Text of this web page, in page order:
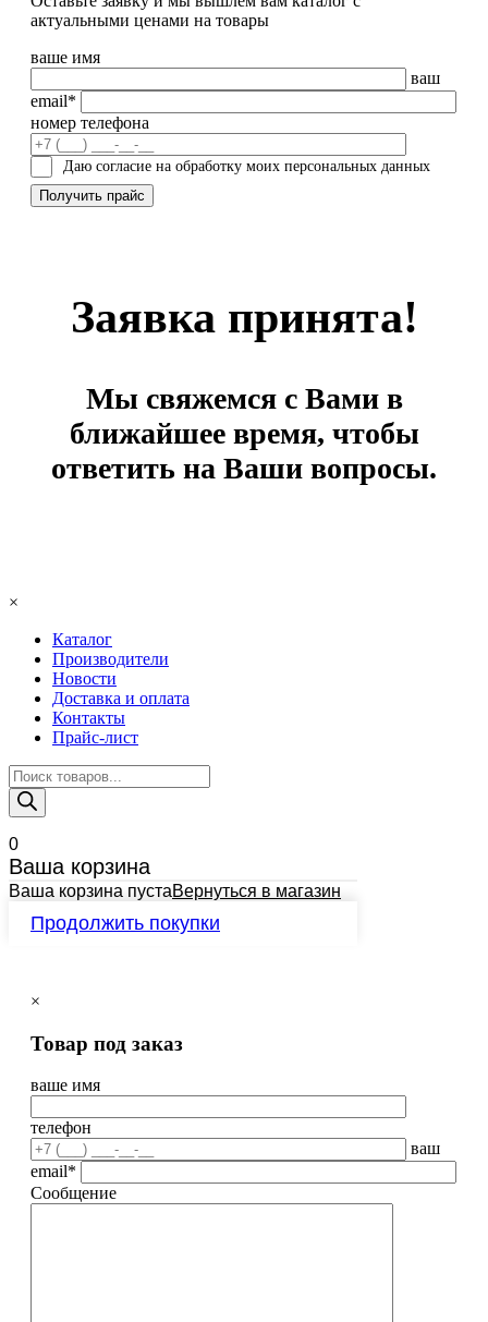
актуальными ценами на товары
ваше имя
ваш
email*
номер телефона
Даю согласие на обработку моих персональных данных
Заявка принята!
Мы свяжемся с Вами в
ближайшее время, чтобы
ответить на Ваши вопросы.
×
Каталог
Производители
Новости
Доставка и оплата
Контакты
Прайс-лист
Поиск
товаров
0
Ваша корзина
Ваша корзина пустаВернуться в магазин
Продолжить покупки
×
Товар под заказ
ваше имя
телефон
ваш
email*
Сообщение